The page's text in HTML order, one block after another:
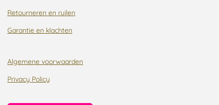
Retourneren en ruilen
Garantie en klachten
Algemene voorwaarden
Privacy Policy